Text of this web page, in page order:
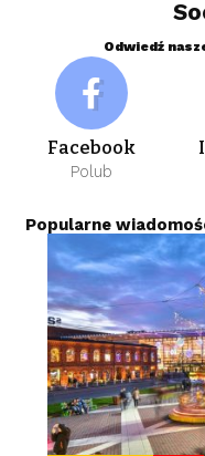
Odwiedź
Facebook
Polub
Popularne